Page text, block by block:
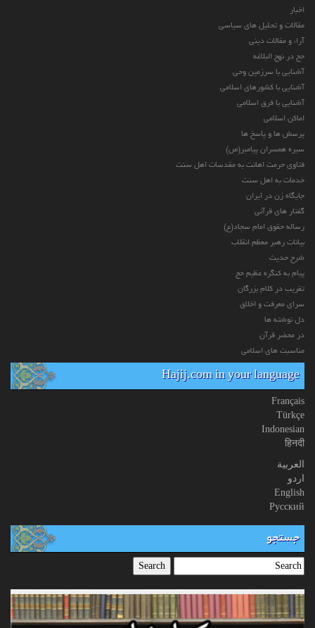
اخبار
مقالات و تحلیل های سیاسی
آراء و مقالات دینی
حج در نهج البلاغه
آشنایی با سرزمین وحی
آشنایی با کشورهای اسلامی
آشنایی با فرق اسلامی
اماکن اسلامی
پرسش ها و پاسخ ها
سیره همسران پیامبر(ص)
فتاوی حرمت اهانت به مقدسات اهل سنت
خدمات به اهل سنت
جایگاه زن در ایران
گفتار های قرآنی
رساله حقوق امام سجاد(ع)
بیانات رهبر معظم انقلاب
شرح حدیث
پیام به کنگره عظیم حج
تقریب در کلام بزرگان
سرای معرفت و اخلاق
دل نوشته ها
در محضر قرآن
مناسبت های اسلامی
Hajij.com in your language
Français
Türkçe
Indonesian
हिनदी
العربیة
اردو
English
Русский
جستجو